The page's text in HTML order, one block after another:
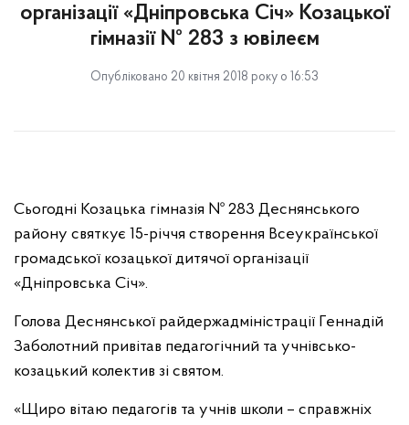
організації «Дніпровська Січ» Козацької
гімназії № 283 з ювілеєм
Опубліковано 20 квітня 2018 року о 16:53
Сьогодні Козацька гімназія № 283 Деснянського
району святкує 15-річчя створення Всеукраїнської
громадської козацької дитячої організації
«Дніпровська Січ».
Голова Деснянської райдержадміністрації Геннадій
Заболотний привітав педагогічний та учнівсько-
козацький колектив зі святом.
«Щиро вітаю педагогів та учнів школи – справжніх